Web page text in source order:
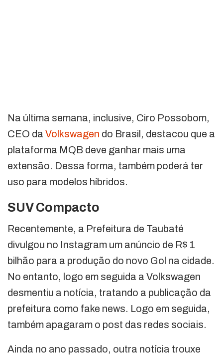
Na última semana, inclusive, Ciro Possobom,
CEO da Volkswagen do Brasil, destacou que a
plataforma MQB deve ganhar mais uma
extensão. Dessa forma, também poderá ter
uso para modelos híbridos.
SUV Compacto
Recentemente, a Prefeitura de Taubaté
divulgou no Instagram um anúncio de R$ 1
bilhão para a produção do novo Gol na cidade.
No entanto, logo em seguida a Volkswagen
desmentiu a notícia, tratando a publicação da
prefeitura como fake news. Logo em seguida,
também apagaram o post das redes sociais.
Ainda no ano passado, outra notícia trouxe